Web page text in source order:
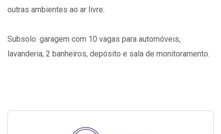
outras ambientes ao ar livre.
Subsolo: garagem com 10 vagas para automóveis,
lavanderia, 2 banheiros, depósito e sala de monitoramento.